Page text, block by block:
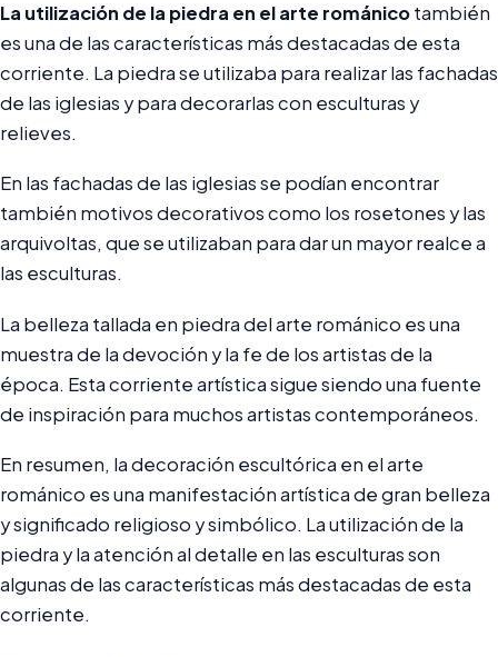
La utilización de la piedra en el arte románicotambién
es una de las características más destacadas de esta
corriente. La piedra se utilizaba para realizar las fachadas
de las iglesias y para decorarlas con esculturas y
relieves.
En las fachadas de las iglesias se podían encontrar
también motivos decorativos como los rosetones y las
arquivoltas, que se utilizaban para dar un mayor realce a
las esculturas.
La belleza tallada en piedra del arte románico es una
muestra de la devoción y la fe de los artistas de la
época. Esta corriente artística sigue siendo una fuente
de inspiración para muchos artistas contemporáneos.
En resumen, la decoración escultórica en el arte
románico es una manifestación artística de gran belleza
y significado religioso y simbólico. La utilización de la
piedra y la atención al detalle en las esculturas son
algunas de las características más destacadas de esta
corriente.